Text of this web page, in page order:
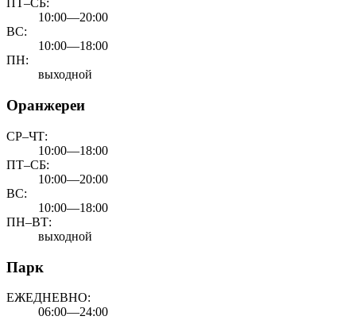
ПТ–СБ:
10:00—20:00
ВС:
10:00—18:00
ПН:
выходной
Оранжереи
СР–ЧТ:
10:00—18:00
ПТ–СБ:
10:00—20:00
ВС:
10:00—18:00
ПН–ВТ:
выходной
Парк
ЕЖЕДНЕВНО:
06:00—24:00